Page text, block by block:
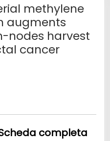
methylene
augments
nodes harvest
cancer
completa